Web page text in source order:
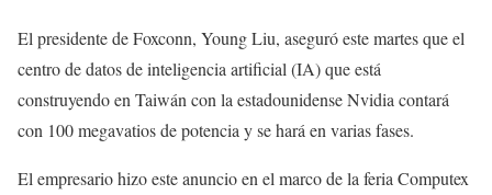
El presidente de Foxconn, Young Liu, aseguró este martes que el
centro de datos de inteligencia artificial (IA) que está
construyendo en Taiwán con la estadounidense Nvidia contará
con 100 megavatios de potencia y se hará en varias fases.
El empresario hizo este anuncio en el marco de la feria Computex